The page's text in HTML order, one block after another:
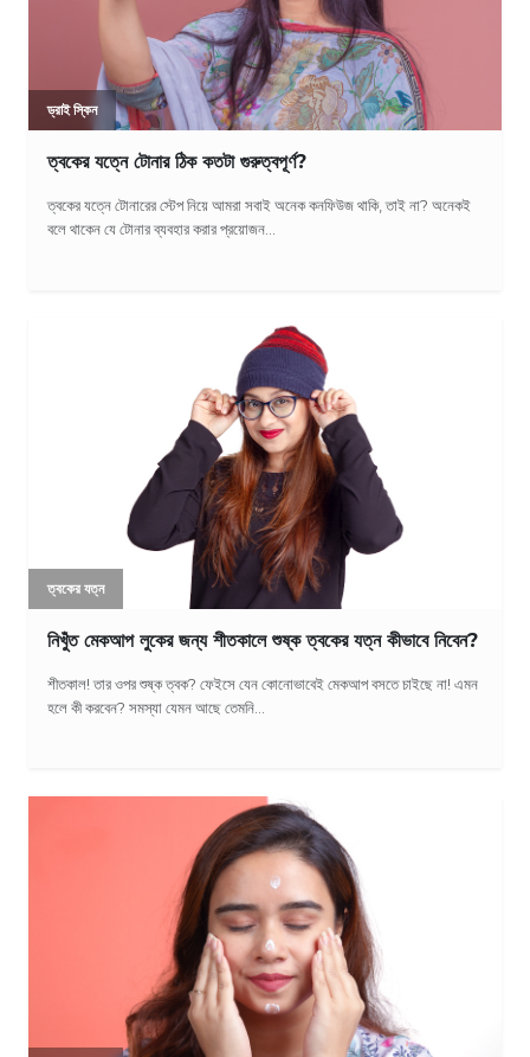
ড্রাই স্কিন
ত্বকের যত্নে টোনার ঠিক কতটা গুরুত্বপূর্ণ?
ত্বকের যত্নে টোনারের স্টেপ নিয়ে আমরা সবাই অনেক কনফিউজ থাকি, তাই না? অনেকই
বলে থাকেন যে টোনার ব্যবহার করার প্রয়োজন...
ত্বকের যত্ন
নিখুঁত মেকআপ লুকের জন্য শীতকালে শুষ্ক ত্বকের যত্ন কীভাবে নিবেন?
শীতকাল! তার ওপর শুষ্ক ত্বক? ফেইসে যেন কোনোভাবেই মেকআপ বসতে চাইছে না! এমন
হলে কী করবেন? সমস্যা যেমন আছে তেমনি...